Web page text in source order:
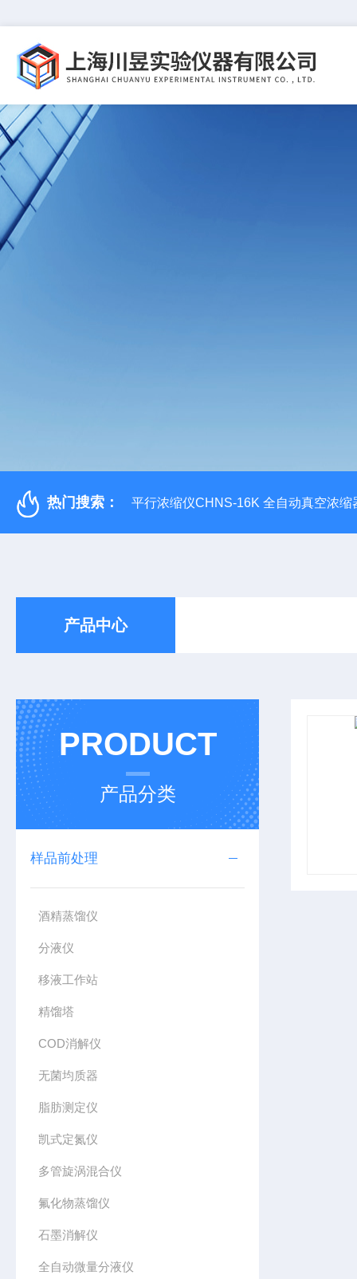
热门搜索： 平行浓缩仪CHNS-16K 全自动真空浓缩
产品中心
PRODUCT
产品分类
样品前处理
酒精蒸馏仪
分液仪
移液工作站
精馏塔
COD消解仪
无菌均质器
脂肪测定仪
凯式定氮仪
多管旋涡混合仪
氟化物蒸馏仪
石墨消解仪
全自动微量分液仪